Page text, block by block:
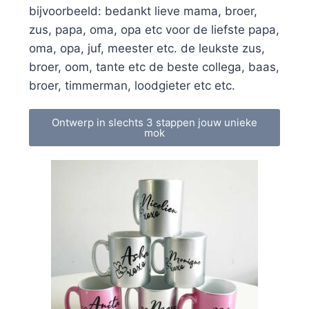
bijvoorbeeld: bedankt lieve mama, broer,
zus, papa, oma, opa etc voor de liefste papa,
oma, opa, juf, meester etc. de leukste zus,
broer, oom, tante etc de beste collega, baas,
broer, timmerman, loodgieter etc etc.
Ontwerp in slechts 3 stappen jouw unieke
mok